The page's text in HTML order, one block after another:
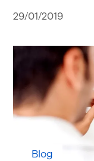
29/01/2019
Blog